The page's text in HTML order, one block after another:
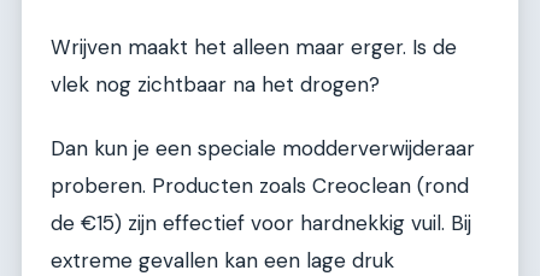
Wrijven maakt het alleen maar erger. Is de
vlek nog zichtbaar na het drogen?
Dan kun je een speciale modderverwijderaar
proberen. Producten zoals Creoclean (rond
de €15) zijn effectief voor hardnekkig vuil. Bij
extreme gevallen kan een lage druk